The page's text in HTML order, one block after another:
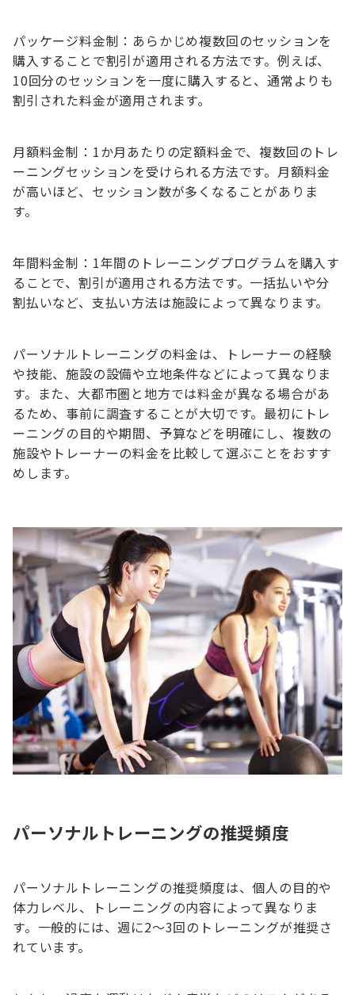
パッケージ料金制：あらかじめ複数回のセッションを
購入することで割引が適用される方法です。例えば、
10回分のセッションを一度に購入すると、通常よりも
割引された料金が適用されます。
月額料金制：1か月あたりの定額料金で、複数回のトレ
ーニングセッションを受けられる方法です。月額料金
が高いほど、セッション数が多くなることがありま
す。
年間料金制：1年間のトレーニングプログラムを購入す
ることで、割引が適用される方法です。一括払いや分
割払いなど、支払い方法は施設によって異なります。
パーソナルトレーニングの料金は、トレーナーの経験
や技能、施設の設備や立地条件などによって異なりま
す。また、大都市圏と地方では料金が異なる場合があ
るため、事前に調査することが大切です。最初にトレ
ーニングの目的や期間、予算などを明確にし、複数の
施設やトレーナーの料金を比較して選ぶことをおすす
めします。
パーソナルトレーニングの推奨頻度
パーソナルトレーニングの推奨頻度は、個人の目的や
体力レベル、トレーニングの内容によって異なりま
す。一般的には、週に2～3回のトレーニングが推奨さ
れています。